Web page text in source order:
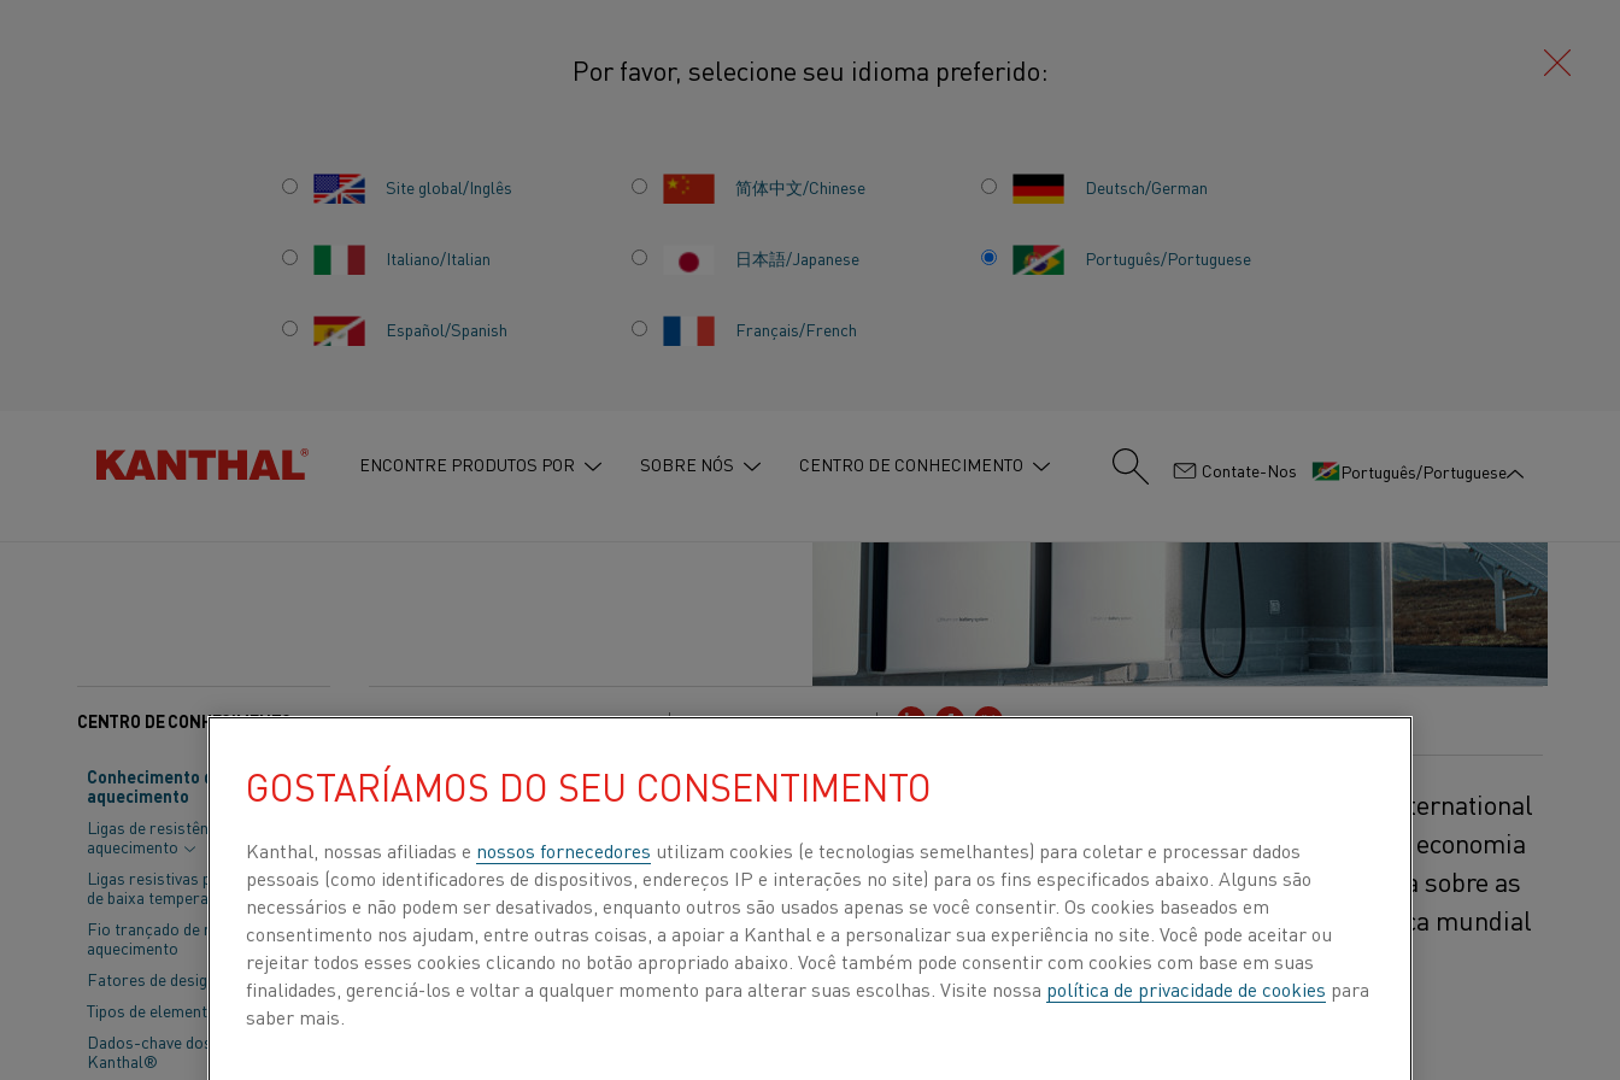
Por favor, selecione seu idioma preferido:
Site global/Inglês 简体中文/Chinese Deutsch/German
Italiano/Italian 日本語/Japanese Português/Portuguese
Español/Spanish Français/French
ENCONTRE PRODUTOS POR SOBRE NÓS CENTRO DE CONHECIMENTO : Contate-Nos Português/Portuguese
Histórias inspiradoras International Lithium Association: "O século XXI será o século do lítio"
INTERNATIONAL LITHIUM
XXI SERÁ O SÉCULO DO
CENTRO DE CONHECIMENTO
Conhecimento de material de
aquecimento
Ligas de resistência de
aquecimento
Ligas resistivas para aplicações
de baixa temperatura
Fio trançado de resistência de
aquecimento
Fatores de design
Tipos de elementos
Dados-chave dos elementos
Kanthal®
Categorias: Sustentabilidade , Bateria Publicados 13 set. 2022
A sociedade entrou no que é conhecido como o século do lítio. A expressão, cunhada pela International
Lithium Association (ILiA), refere-se ao potencial do lítio para facilitar a transição para uma economia
líquida de carbono zero. Pedimos ao seu presidente fundador, Anand Sheth, sua perspectiva sobre as
oportunidades e desafios enfrentados pela indústria do lítio e como o lítio apoiará a mudança mundial
dos combustíveis fósseis para energias e transportes mais limpos.
GOSTARÍAMOS DO SEU CONSENTIMENTO
Kanthal, nossas afiliadas e nossos fornecedores utilizam cookies (e tecnologias semelhantes) para coletar e processar dados
pessoais (como identificadores de dispositivos, endereços IP e interações no site) para os fins especificados abaixo. Alguns são
necessários e não podem ser desativados, enquanto outros são usados apenas se você consentir. Os cookies baseados em
consentimento nos ajudam, entre outras coisas, a apoiar a Kanthal e a personalizar sua experiência no site. Você pode aceitar ou
rejeitar todos esses cookies clicando no botão apropriado abaixo. Você também pode consentir com cookies com base em suas
finalidades, gerenciá-los e voltar a qualquer momento para alterar suas escolhas. Visite nossa política de privacidade de cookies para
saber mais.